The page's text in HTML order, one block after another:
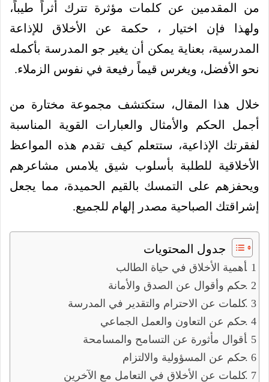
من المقدمين عن كلمات مؤثرة تترك أثراً طيباً،
ولهذا فإن اختيار ، حكمة عن الأخلاق للإذاعة
المدرسية، بعناية يمكن أن يغير جو المدرسة بأكمله
نحو الأفضل، ويغرس قيماً رفيعة في نفوس الزملاء.
خلال هذا المقال، ستكتشف مجموعة مختارة من
أجمل الحكم والأمثال والعبارات القوية المناسبة
لفقرتك الإذاعية، ستتعلم كيف تقدم هذه المواعظ
الأخلاقية للطلبة بأسلوب شيق يلامس مشاعرهم
ويحفزهم على التمسك بالقيم الحميدة، مما يجعل
إشراقتك الصباحية مصدر إلهام للجميع.
جدول المحتويات
أهمية الأخلاق في حياة الطالب
حكم وأقوال عن الصدق والأمانة
كلمات عن الاحترام والتقدير في المدرسة
حكم عن التعاون والعمل الجماعي
أقوال مأثورة عن التسامح والمسامحة
حكم عن المسؤولية والالتزام
كلمات عن الأخلاق في التعامل مع الآخرين